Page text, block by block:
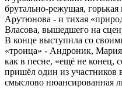
брутально-режущая,
Арутюнова - и тихая
Власова, вышедшего на
В конце выступила со
«троица» - Андроник,
как в песне, «ещё не конец,
пришёл один из
смыслово нюансированная